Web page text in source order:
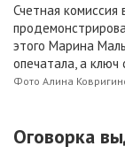
Счетная
этого Марина
опечатала, а ключ
Фото Алина
Оговорка